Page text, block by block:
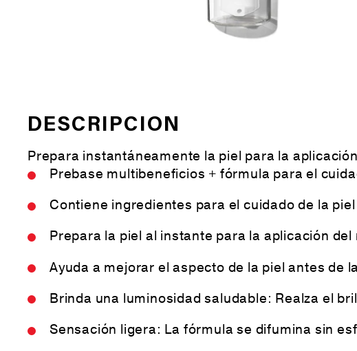
DESCRIPCION
Prepara instantáneamente la piel para la
Prebase multibeneficios + fórmula para el
Contiene ingredientes para el cuidado de la
Prepara la piel al instante para la aplicación
Ayuda a mejorar el aspecto de la piel antes de
Brinda una luminosidad saludable: Realza el
Sensación ligera: La fórmula se difumina sin